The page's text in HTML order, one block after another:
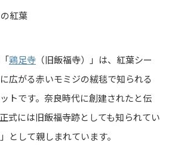
鶏足寺 （旧飯福寺）」は、紅葉シー
広がる赤いモミジの絨毯で知られる
トです。奈良時代に創建されたと伝
式には旧飯福寺跡としても知られてい
として親しまれています。